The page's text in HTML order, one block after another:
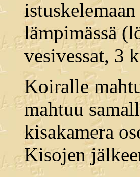
lämpimässä
vesivessat, 3
Koiralle
mahtuu
kisakamera
Kisojen